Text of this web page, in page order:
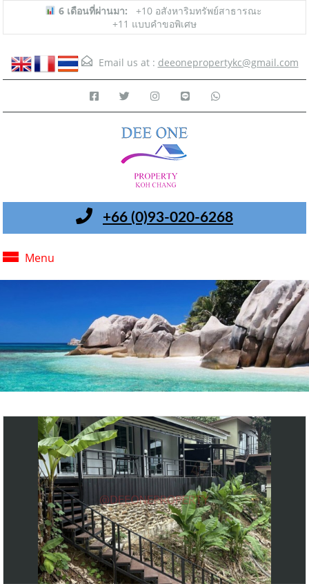
6 เดือนที่ผ่านมา:
+10 อสังหาริมทรัพย์สาธารณะ
+11 แบบคำขอพิเศษ
Email us at : deeonepropertykc@gmail.com
+66 (0)93-020-6268
Menu